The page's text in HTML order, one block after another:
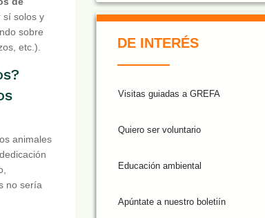
sí solos y
sobre
etc.).
animales
no sería
DE INTERÉS
Visitas guiadas a GREFA
Quiero ser voluntario
Educación ambiental
Apúntate a nuestro boletiín